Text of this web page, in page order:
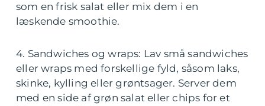
som en frisk salat eller mix dem i en
læskende smoothie.
4. Sandwiches og wraps: Lav små sandwiches
eller wraps med forskellige fyld, såsom laks,
skinke, kylling eller grøntsager. Server dem
med en side af grøn salat eller chips for et